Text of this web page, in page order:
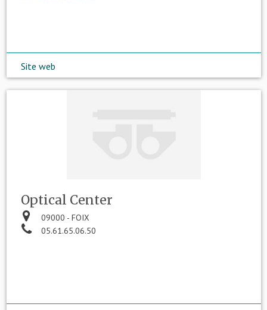
Site web
Optical Center
09000 - FOIX
05.61.65.06.50